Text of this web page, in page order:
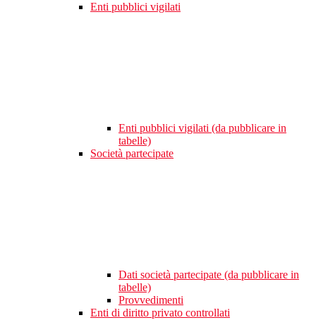
Enti pubblici vigilati
Enti pubblici vigilati (da pubblicare in
tabelle)
Società partecipate
Dati società partecipate (da pubblicare in
tabelle)
Provvedimenti
Enti di diritto privato controllati